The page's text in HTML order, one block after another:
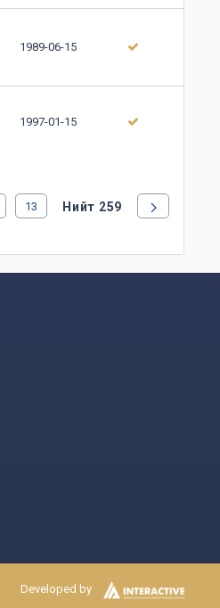
1989-06-15
1997-01-15
13 Нийт 259
Developed by